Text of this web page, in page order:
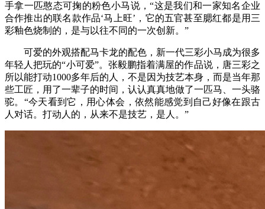
手拿一匹憨态可掬的粉色小马说，“这是我们和一家知名企业
合作推出的联名款作品‘马上旺’，它的五官甚至腮红都是用三
彩釉色烧制的，是与以往不同的一次创新。”
可爱的外观搭配马卡龙的配色，新一代三彩小马成为很多
年轻人把玩的“小可爱”。张毅鹏指着满屋的作品说，唐三彩之
所以能打动1000多年后的人，不是因为技艺本身，而是当年那
些工匠，用了一辈子的时间，认认真真地做了一匹马、一头骆
驼。“今天看到它，用心体会，依然能感觉到自己好像在跟古
人对话。打动人的，从来不是技艺，是人。”